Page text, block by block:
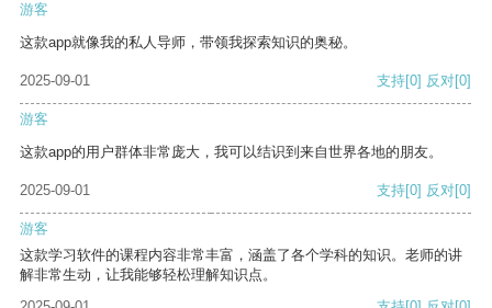
游客
这款app就像我的私人导师，带领我探索知识的奥秘。
2025-09-01 支持[0] 反对[0]
游客
这款app的用户群体非常庞大，我可以结识到来自世界各地的朋友。
2025-09-01 支持[0] 反对[0]
游客
这款学习软件的课程内容非常丰富，涵盖了各个学科的知识。老师的讲
解非常生动，让我能够轻松理解知识点。